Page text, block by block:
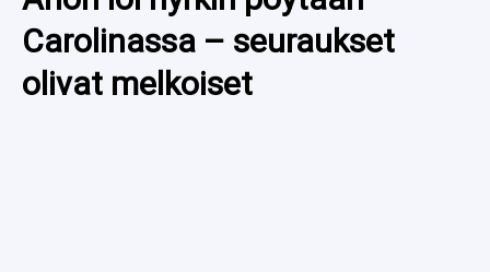
WILMA HELTELÄ
TALVILAJIT
Carolinassa – seuraukset
olivat melkoiset